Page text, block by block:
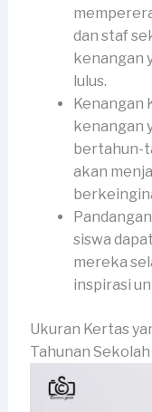
dan staf
kenangan
lulus.
Kenangan
kenangan
bertahun-
akan
siswa
mereka
inspirasi
Ukuran Kertas
Tahunan Sekolah